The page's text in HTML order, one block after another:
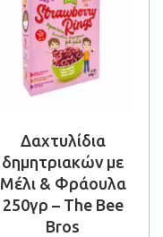
Δαχτυλίδια
δημητριακών με
Μέλι & Φράουλα
250γρ – The Bee
Bros